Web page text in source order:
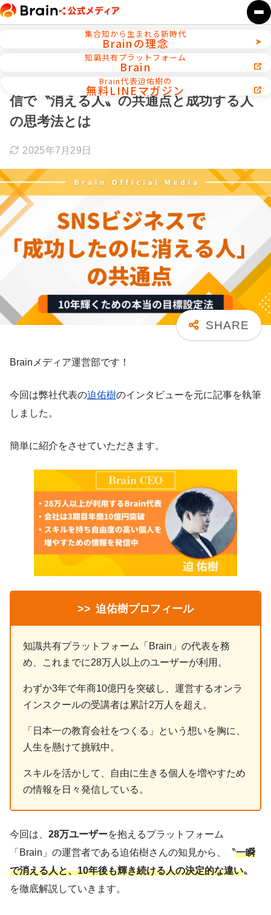
集合知から生まれる新時代
Brainの理念
知識共有プラットフォーム
Brain
Brain代表迫佑樹の
無料LINEマガジン
インタビュー
【総フォロワー20万社長が解説】情報発
信で〝消える人〟の共通点と成功する人
の思考法とは
2025年7月29日
Brainメディア運営部です！
今回は弊社代表の迫佑樹のインタビューを元に記事を執筆
しました。
簡単に紹介をさせていただきます。
>> 迫佑樹プロフィール
知識共有プラットフォーム「Brain」の代表を務
め、これまでに28万人以上のユーザーが利用。
わずか3年で年商10億円を突破し、運営するオンラ
インスクールの受講者は累計2万人を超え。
「日本一の教育会社をつくる」という想いを胸に、
人生を懸けて挑戦中。
スキルを活かして、自由に生きる個人を増やすため
の情報を日々発信している。
今回は、 28万ユーザーを抱えるプラットフォーム
「Brain」の運営者である迫佑樹さんの知見から、〝一瞬
で消える人と、10年後も輝き続ける人の決定的な違い〟
を徹底解説していきます。